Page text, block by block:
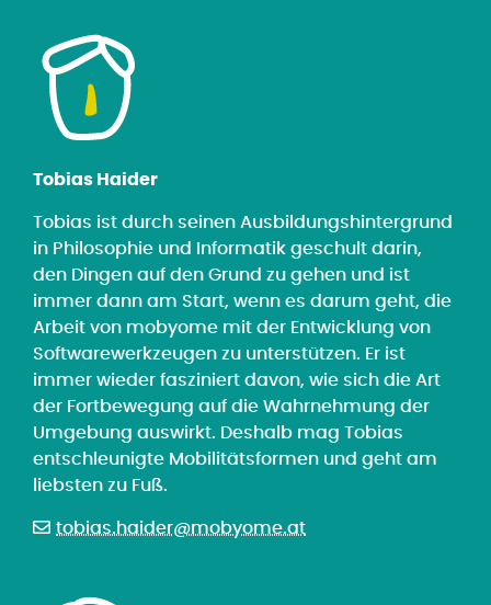
Tobias Haider
Tobias ist durch seinen Ausbildungshintergrund
in Philosophie und Informatik geschult darin,
den Dingen auf den Grund zu gehen und ist
immer dann am Start, wenn es darum geht, die
Arbeit von mobyome mit der Entwicklung von
Softwarewerkzeugen zu unterstützen. Er ist
immer wieder fasziniert davon, wie sich die Art
der Fortbewegung auf die Wahrnehmung der
Umgebung auswirkt. Deshalb mag Tobias
entschleunigte Mobilitätsformen und geht am
liebsten zu Fuß.
tobias.haider@mobyome.at